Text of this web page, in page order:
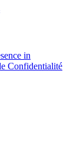
in
Confidentialité